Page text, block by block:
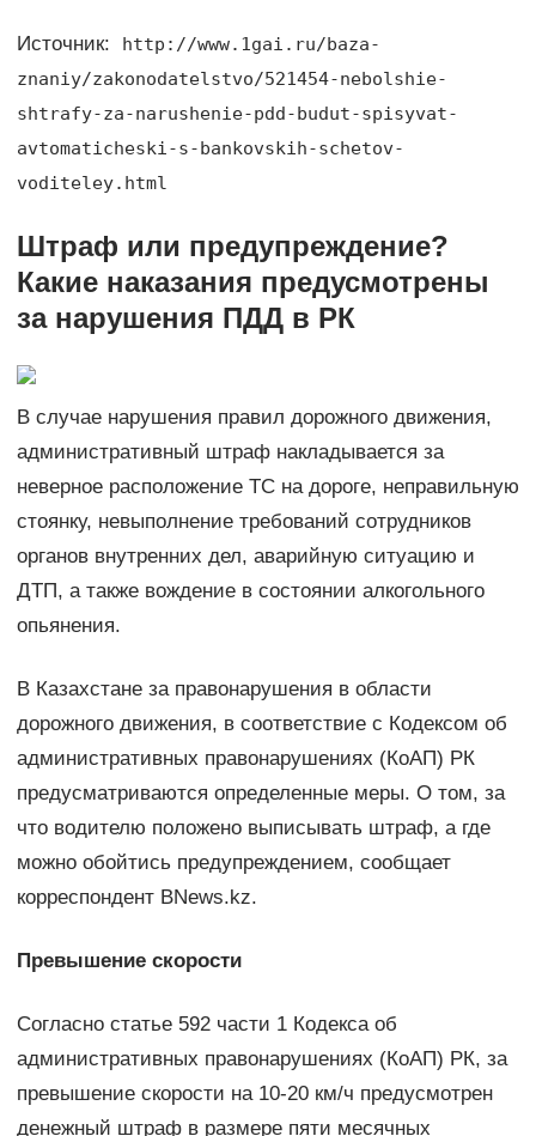
Источник:
http://www.1gai.ru/baza-
znaniy/zakonodatelstvo/521454-nebolshie-
shtrafy-za-narushenie-pdd-budut-spisyvat-
avtomaticheski-s-bankovskih-schetov-
voditeley.html
Штраф или предупреждение?
Какие наказания предусмотрены
за нарушения ПДД в РК
В случае нарушения правил дорожного движения,
административный штраф накладывается за
неверное расположение ТС на дороге, неправильную
стоянку, невыполнение требований сотрудников
органов внутренних дел, аварийную ситуацию и
ДТП, а также вождение в состоянии алкогольного
опьянения.
В Казахстане за правонарушения в области
дорожного движения, в соответствие с Кодексом об
административных правонарушениях (КоАП) РК
предусматриваются определенные меры. О том, за
что водителю положено выписывать штраф, а где
можно обойтись предупреждением, сообщает
корреспондент BNews.kz.
Превышение скорости
Согласно статье 592 части 1 Кодекса об
административных правонарушениях (КоАП) РК, за
превышение скорости на 10-20 км/ч предусмотрен
денежный штраф в размере пяти месячных